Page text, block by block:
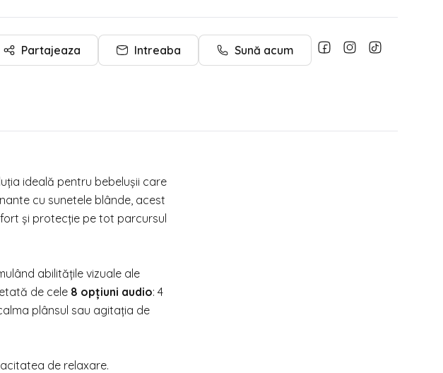
Partajeaza Intreaba Sună acum
ideală pentru bebelușii care
cu sunetele blânde, acest
și protecție pe tot parcursul
abilitățile vizuale ale
de cele 8 opțiuni audio: 4
plânsul sau agitația de
de relaxare.